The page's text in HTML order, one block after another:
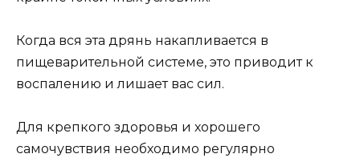
Когда вся эта дрянь накапливается в
пищеварительной системе, это приводит к
воспалению и лишает вас сил.
Для крепкого здоровья и хорошего
самочувствия необходимо регулярно